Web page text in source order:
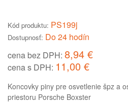
Kód produktu: PS199j
Dostupnosť: Do 24 hodín
cena bez DPH: 8,94 €
cena s DPH: 11,00 €
Koncovky piny pre osvetlenie špz a
priestoru Porsche Boxster